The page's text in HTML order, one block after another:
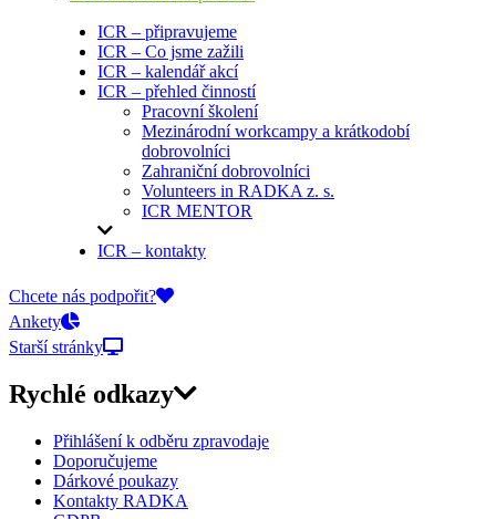
ICR – připravujeme
ICR – Co jsme zažili
ICR – kalendář akcí
ICR – přehled činností
Pracovní školení
Mezinárodní workcampy a krátkodobí
dobrovolníci
Zahraniční dobrovolníci
Volunteers in RADKA z. s.
ICR MENTOR
ICR – kontakty
On-line přihlášky
Chcete nás podpořit?
Ankety
Starší stránky
Rychlé odkazy
Přihlášení k odběru zpravodaje
Doporučujeme
Dárkové poukazy
Kontakty RADKA